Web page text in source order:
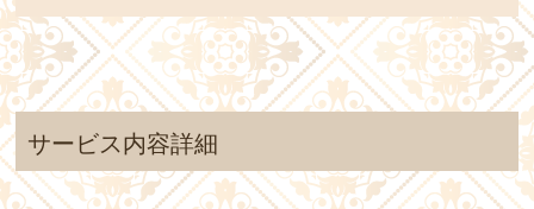
サービス内容詳細